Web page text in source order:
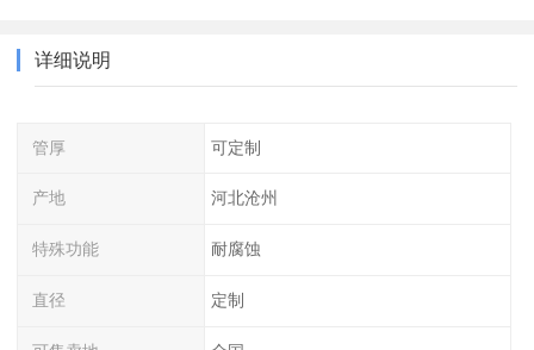
详细说明
管厚 可定制
产地 河北沧州
特殊功能 耐腐蚀
直径 定制